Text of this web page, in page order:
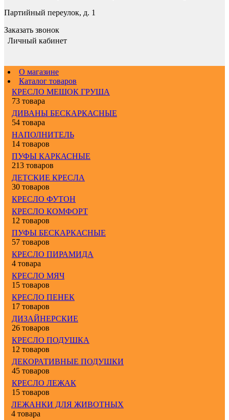
Партийный переулок, д. 1
Заказать звонок
Личный кабинет
О магазине
Каталог товаров
КРЕСЛО МЕШОК ГРУША
73 товара
ДИВАНЫ БЕСКАРКАСНЫЕ
54 товара
НАПОЛНИТЕЛЬ
14 товаров
ПУФЫ КАРКАСНЫЕ
213 товаров
ДЕТСКИЕ КРЕСЛА
30 товаров
КРЕСЛО ФУТОН
КРЕСЛО КОМФОРТ
12 товаров
ПУФЫ БЕСКАРКАСНЫЕ
57 товаров
КРЕСЛО ПИРАМИДА
4 товара
КРЕСЛО МЯЧ
15 товаров
КРЕСЛО ПЕНЕК
17 товаров
ДИЗАЙНЕРСКИЕ
26 товаров
КРЕСЛО ПОДУШКА
12 товаров
ДЕКОРАТИВНЫЕ ПОДУШКИ
45 товаров
КРЕСЛО ЛЕЖАК
15 товаров
ЛЕЖАНКИ ДЛЯ ЖИВОТНЫХ
4 товара